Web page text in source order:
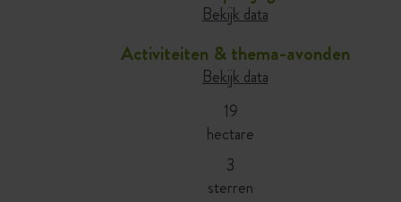
Bekijk data
Activiteiten & thema-avonden
Bekijk data
19
hectare
3
sterren